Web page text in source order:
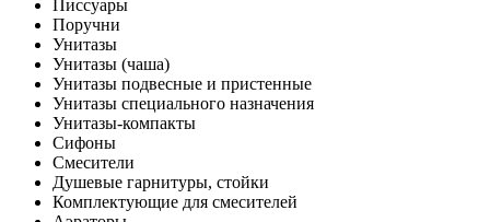
Писсуары
Поручни
Унитазы
Унитазы (чаша)
Унитазы подвесные и пристенные
Унитазы специального назначения
Унитазы-компакты
Сифоны
Смесители
Душевые гарнитуры, стойки
Комплектующие для смесителей